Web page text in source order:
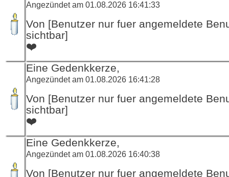
Angezündet am 01.08.2026 16:41:33
Von [Benutzer nur fuer angemeldete
sichtbar]
❤️
Eine Gedenkkerze,
Angezündet am 01.08.2026 16:41:28
Von [Benutzer nur fuer angemeldete
sichtbar]
❤️
Eine Gedenkkerze,
Angezündet am 01.08.2026 16:40:38
Von [Benutzer nur fuer angemeldete